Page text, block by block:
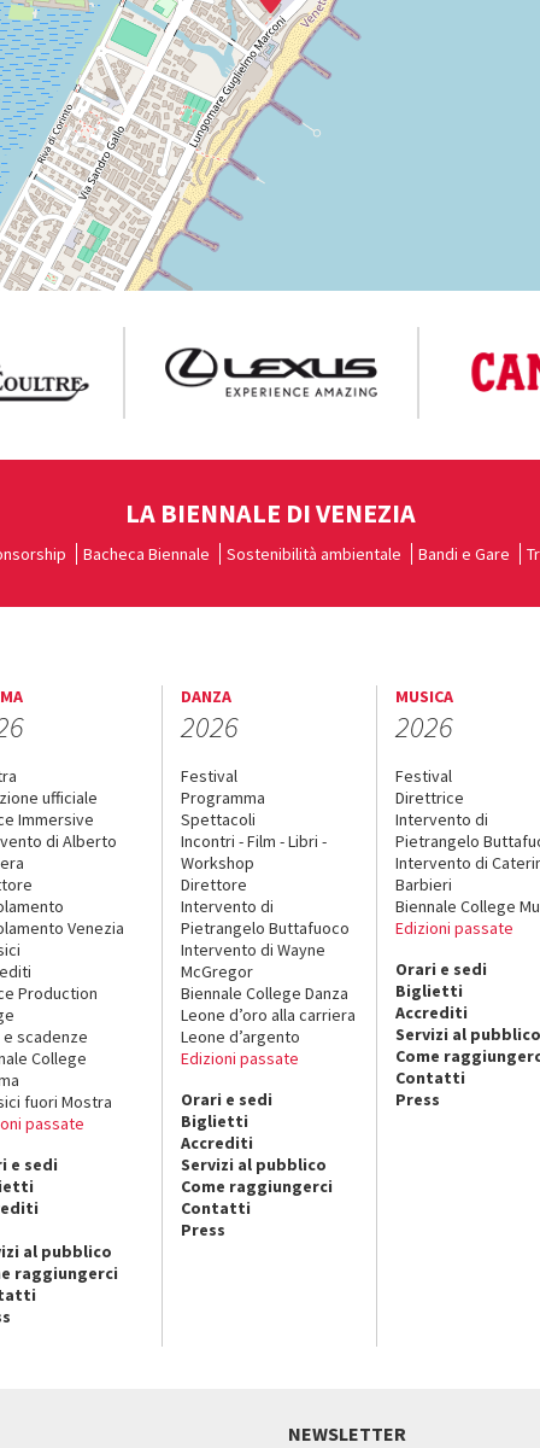
LA BIENNALE DI VENEZIA
Bacheca Biennale Sostenibilità ambientale Bandi e Gare
ufficiale
Immersive
di Alberto
Venezia
Production
e scadenze
College
fuori Mostra
passate
e sedi
al pubblico
raggiungerci
DANZA
2026
Festival
Programma
Spettacoli
Incontri - Film - Libri -
Workshop
Direttore
Intervento di
Pietrangelo Buttafuoco
Intervento di Wayne
McGregor
Biennale College Danza
Leone d’oro alla carriera
Leone d’argento
Edizioni passate
Orari e sedi
Biglietti
Accrediti
Servizi al pubblico
Come raggiungerci
Contatti
Press
MUSICA
2026
Festival
Direttrice
Intervento di
Pietrangelo
Intervento di
Barbieri
Biennale College
Edizioni passate
Orari e sedi
Biglietti
Accrediti
Servizi al pubblico
Come
Contatti
Press
NEWSLETTER